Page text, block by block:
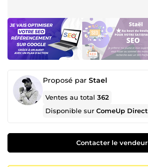
Proposé par Stael
Ventes au total362
Disponible surComeUp Direct
Contacter le vendeur